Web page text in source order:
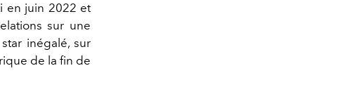
en juin 2022 et
sur une
inégalé, sur
de la fin de